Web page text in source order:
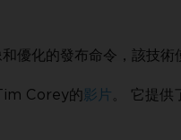
優化的發布命令，該技
Corey的影片 。 它提供